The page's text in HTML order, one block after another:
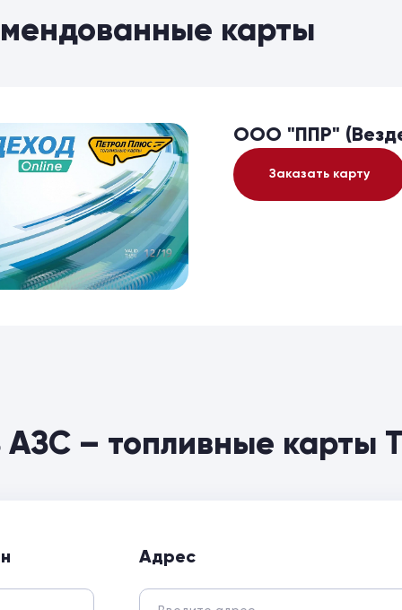
карты
ООО "ППР"
Заказать карту
АЗС – топливные карты
Адрес